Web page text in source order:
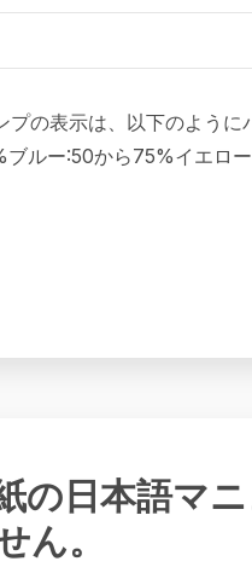
の表示は、以下のように
ブルー:50から75%イエロ
の日本語マ
ん。